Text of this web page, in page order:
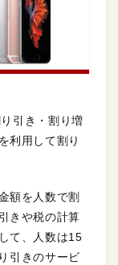
引き・割り増
利用して割り
額を人数で割
きや税の計算
て、人数は15
引きのサービ